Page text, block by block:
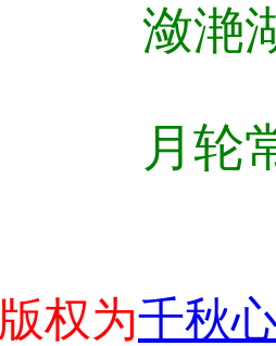
潋滟湖
月轮常
版权为千秋